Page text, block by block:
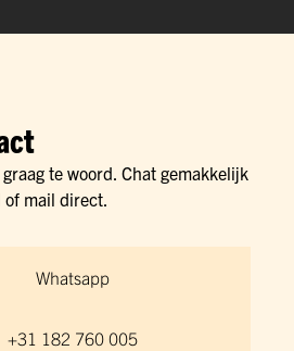
graag te woord. Chat gemakkelijk
of mail direct.
Whatsapp
+31 182 760 005